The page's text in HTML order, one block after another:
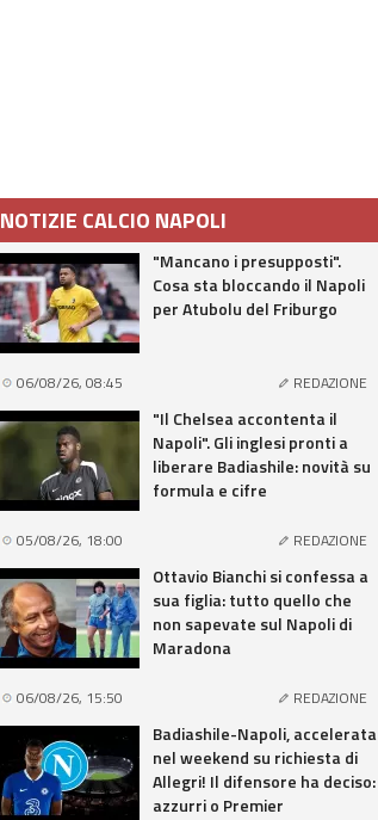
NOTIZIE CALCIO NAPOLI
"Mancano i presupposti".
Cosa sta bloccando il Napoli
per Atubolu del Friburgo
06/08/26, 08:45 REDAZIONE
"Il Chelsea accontenta il
Napoli". Gli inglesi pronti a
liberare Badiashile: novità su
formula e cifre
05/08/26, 18:00 REDAZIONE
Ottavio Bianchi si confessa a
sua figlia: tutto quello che
non sapevate sul Napoli di
Maradona
06/08/26, 15:50 REDAZIONE
Badiashile-Napoli, accelerata
nel weekend su richiesta di
Allegri! Il difensore ha deciso:
azzurri o Premier